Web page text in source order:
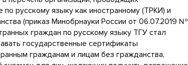
по русскому языку как иностранному (ТРКИ) и
(приказ Минобрнауки России от 06.07.2019 №
граждан по русскому языку ТГУ стал
государственные сертификаты
гражданам и лицам без гражданства,